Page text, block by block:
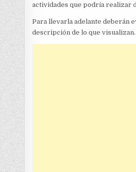
actividades que podría realizar
Para llevarla adelante deberán
descripción de lo que visualizan.